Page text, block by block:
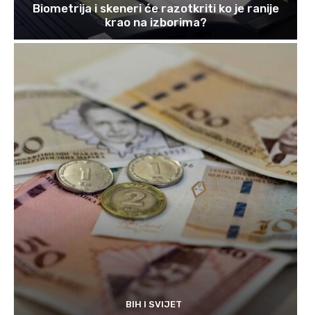
Biometrija i skeneri će razotkriti ko je ranije
krao na izborima?
BIH I SVIJET